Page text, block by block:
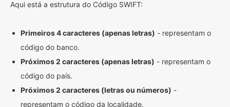
Aqui está a estrutura do Código SWIFT:
Primeiros 4 caracteres (apenas letras) - representam o
código do banco.
Próximos 2 caracteres (apenas letras) - representam o
código do país.
Próximos 2 caracteres (letras ou números) -
representam o código da localidade.